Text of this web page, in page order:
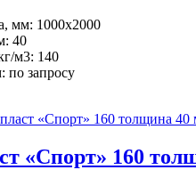
мм: 1000x2000
40
м3: 140
по запросу
«Спорт» 160